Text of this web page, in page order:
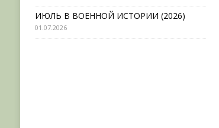
ИЮЛЬ В ВОЕННОЙ ИСТОРИИ (2026)
01.07.2026